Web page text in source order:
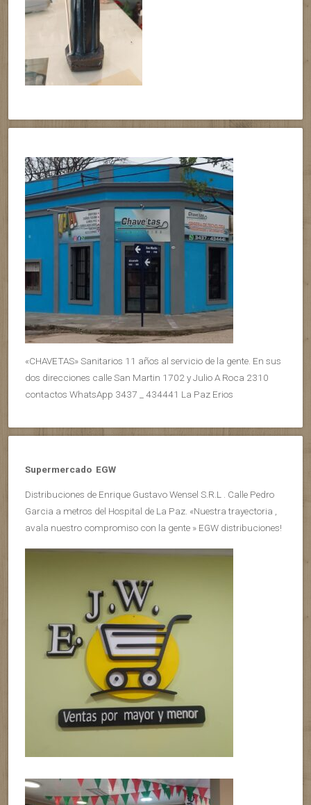
«CHAVETAS» Sanitarios 11 años al servicio de la gente. En sus
dos direcciones calle San Martin 1702 y Julio A Roca 2310
contactos WhatsApp 3437 _ 434441 La Paz Erios
Supermercado EGW
Distribuciones de Enrique Gustavo Wensel S.R.L . Calle Pedro
Garcia a metros del Hospital de La Paz. «Nuestra trayectoria ,
avala nuestro compromiso con la gente » EGW distribuciones!